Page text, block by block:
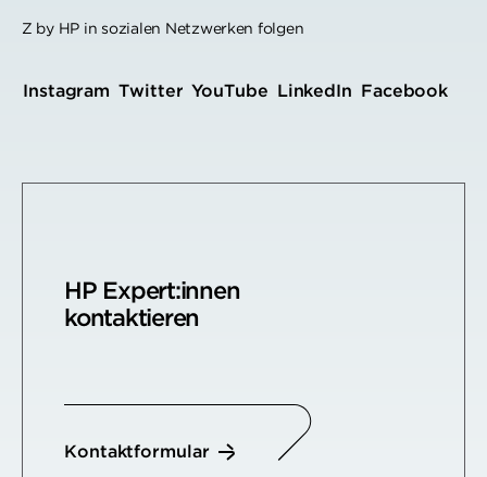
Z by HP in sozialen Netzwerken folgen
Instagram Twitter YouTube LinkedIn Facebook
HP Expert:innen
kontaktieren
Kontaktformular